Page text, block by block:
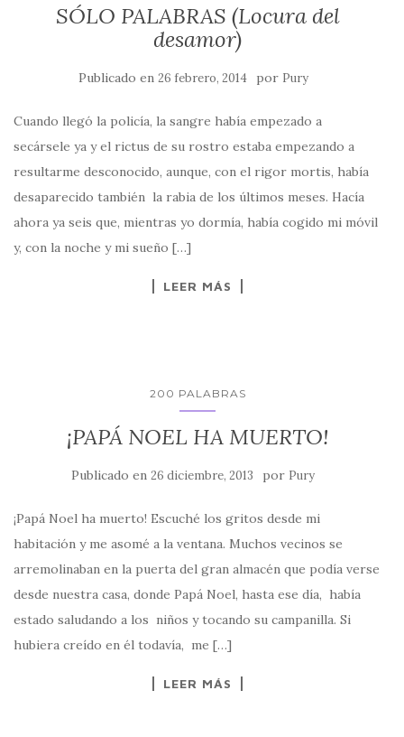
SÓLO PALABRAS (Locura del
desamor)
Publicado en 26 febrero, 2014 por Pury
Cuando llegó la policía, la sangre había empezado a
secársele ya y el rictus de su rostro estaba empezando a
resultarme desconocido, aunque, con el rigor mortis, había
desaparecido también la rabia de los últimos meses. Hacía
ahora ya seis que, mientras yo dormía, había cogido mi móvil
y, con la noche y mi sueño […]
LEER MÁS
200 PALABRAS
¡PAPÁ NOEL HA MUERTO!
Publicado en 26 diciembre, 2013 por Pury
¡Papá Noel ha muerto! Escuché los gritos desde mi
habitación y me asomé a la ventana. Muchos vecinos se
arremolinaban en la puerta del gran almacén que podía verse
desde nuestra casa, donde Papá Noel, hasta ese día, había
estado saludando a los niños y tocando su campanilla. Si
hubiera creído en él todavía, me […]
LEER MÁS